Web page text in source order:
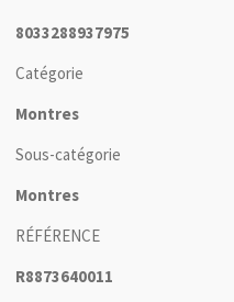
8033288937975
Catégorie
Montres
Sous-catégorie
Montres
RÉFÉRENCE
R8873640011